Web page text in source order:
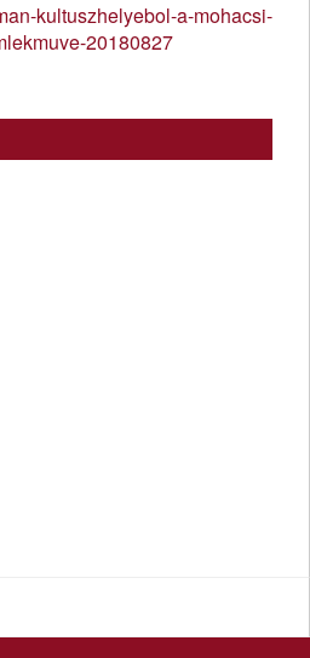
kultuszhelyebol-a-mohacsi-
20180827